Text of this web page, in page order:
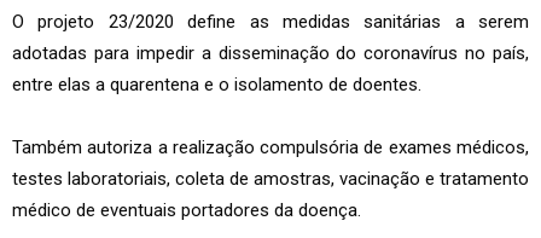
O projeto 23/2020 define as medidas sanitárias a serem
adotadas para impedir a disseminação do coronavírus no país,
entre elas a quarentena e o isolamento de doentes.
Também autoriza a realização compulsória de exames médicos,
testes laboratoriais, coleta de amostras, vacinação e tratamento
médico de eventuais portadores da doença.